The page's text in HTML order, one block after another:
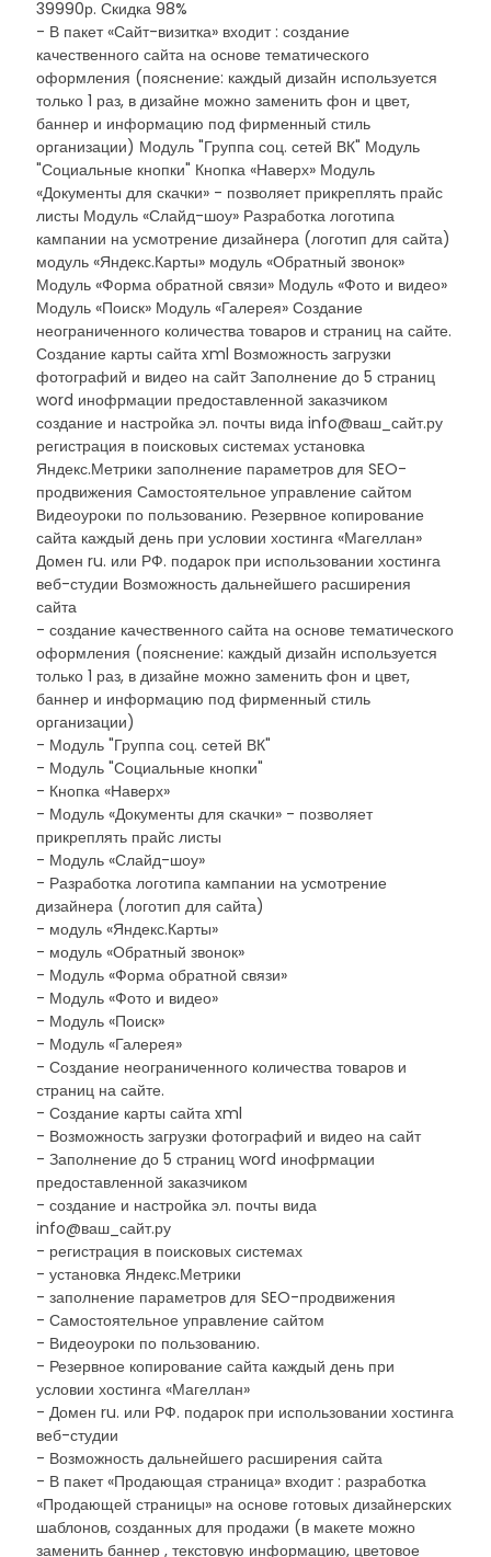
39990р. Скидка 98%
- В пакет «Сайт-визитка» входит : создание
качественного сайта на основе тематического
оформления (пояснение: каждый дизайн используется
только 1 раз, в дизайне можно заменить фон и цвет,
баннер и информацию под фирменный стиль
организации) Модуль "Группа соц. сетей ВК" Модуль
"Социальные кнопки" Кнопка «Наверх» Модуль
«Документы для скачки» - позволяет прикреплять прайс
листы Модуль «Слайд-шоу» Разработка логотипа
кампании на усмотрение дизайнера (логотип для сайта)
модуль «Яндекс.Карты» модуль «Обратный звонок»
Модуль «Форма обратной связи» Модуль «Фото и видео»
Модуль «Поиск» Модуль «Галерея» Создание
неограниченного количества товаров и страниц на сайте.
Создание карты сайта xml Возможность загрузки
фотографий и видео на сайт Заполнение до 5 страниц
word инофрмации предоставленной заказчиком
создание и настройка эл. почты вида info@ваш_сайт.ру
регистрация в поисковых системах установка
Яндекс.Метрики заполнение параметров для SEO-
продвижения Самостоятельное управление сайтом
Видеоуроки по пользованию. Резервное копирование
сайта каждый день при условии хостинга «Магеллан»
Домен ru. или РФ. подарок при использовании хостинга
веб-студии Возможность дальнейшего расширения
сайта
- создание качественного сайта на основе тематического
оформления (пояснение: каждый дизайн используется
только 1 раз, в дизайне можно заменить фон и цвет,
баннер и информацию под фирменный стиль
организации)
- Модуль "Группа соц. сетей ВК"
- Модуль "Социальные кнопки"
- Кнопка «Наверх»
- Модуль «Документы для скачки» - позволяет
прикреплять прайс листы
- Модуль «Слайд-шоу»
- Разработка логотипа кампании на усмотрение
дизайнера (логотип для сайта)
- модуль «Яндекс.Карты»
- модуль «Обратный звонок»
- Модуль «Форма обратной связи»
- Модуль «Фото и видео»
- Модуль «Поиск»
- Модуль «Галерея»
- Создание неограниченного количества товаров и
страниц на сайте.
- Создание карты сайта xml
- Возможность загрузки фотографий и видео на сайт
- Заполнение до 5 страниц word инофрмации
предоставленной заказчиком
- создание и настройка эл. почты вида
info@ваш_сайт.ру
- регистрация в поисковых системах
- установка Яндекс.Метрики
- заполнение параметров для SEO-продвижения
- Самостоятельное управление сайтом
- Видеоуроки по пользованию.
- Резервное копирование сайта каждый день при
условии хостинга «Магеллан»
- Домен ru. или РФ. подарок при использовании хостинга
веб-студии
- Возможность дальнейшего расширения сайта
- В пакет «Продающая страница» входит : разработка
«Продающей страницы» на основе готовых дизайнерских
шаблонов, созданных для продажи (в макете можно
заменить баннер , текстовую информацию, цветовое